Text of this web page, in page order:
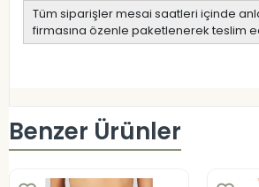
Tüm siparişler mesai saatleri içinde
firmasına özenle paketlenerek teslim
Benzer Ürünler